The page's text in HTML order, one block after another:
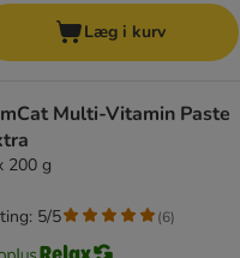
Læg i kurv
Multi-Vitamin Paste
200 g
5/5 (6)